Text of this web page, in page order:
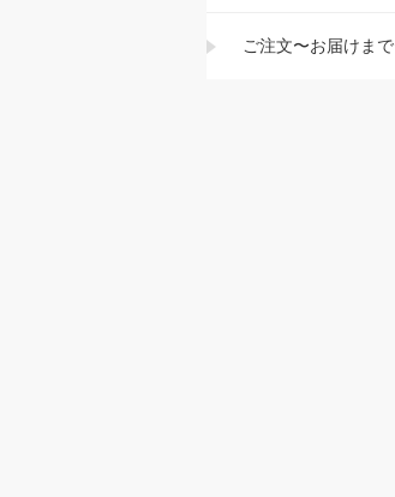
ご注文〜お届けまで